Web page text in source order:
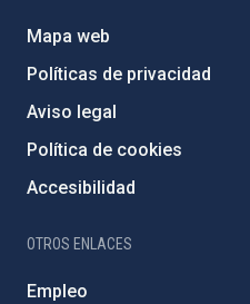
Mapa web
Políticas de privacidad
Aviso legal
Política de cookies
Accesibilidad
OTROS ENLACES
Empleo